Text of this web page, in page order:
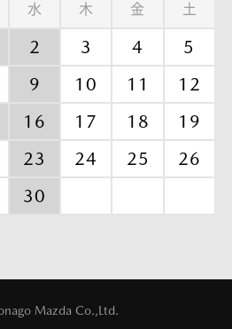
水 木 金 土
2 3 4
5
9 10 11
12
16 17 18
19
23 24 25
26
30
Mazda Co.,Ltd.